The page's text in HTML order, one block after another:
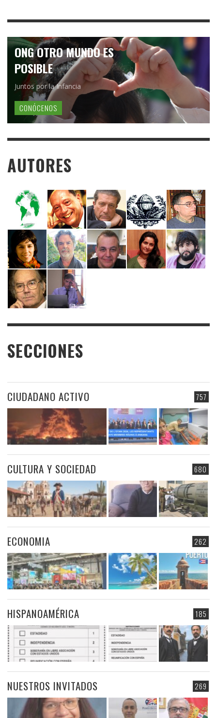
ONG OTRO MUNDO ES
POSIBLE
Juntos por la Infancia
CONÓCENOS
AUTORES
SECCIONES
757
CIUDADANO ACTIVO
680
CULTURA Y SOCIEDAD
262
ECONOMIA
185
HISPANOAMÉRICA
269
NUESTROS INVITADOS